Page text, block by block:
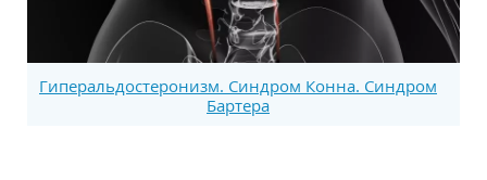
Гиперальдостеронизм. Синдром Конна. Синдром
Бартера